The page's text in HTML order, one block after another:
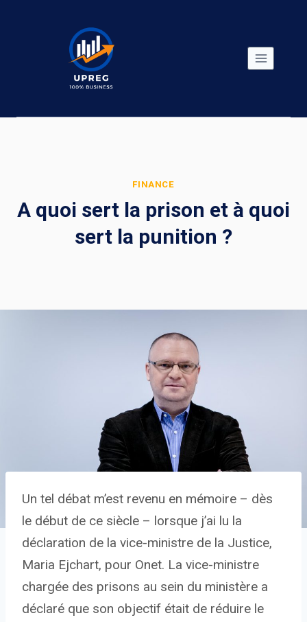
FINANCE
A quoi sert la prison et à quoi
sert la punition ?
Un tel débat m’est revenu en mémoire – dès
le début de ce siècle – lorsque j’ai lu la
déclaration de la vice-ministre de la Justice,
Maria Ejchart, pour Onet. La vice-ministre
chargée des prisons au sein du ministère a
déclaré que son objectif était de réduire le